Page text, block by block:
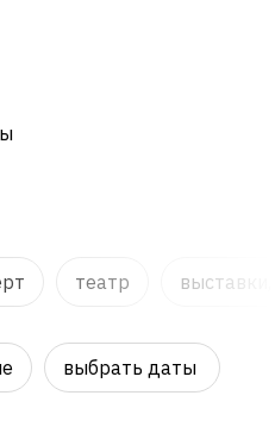
театр
выбрать даты